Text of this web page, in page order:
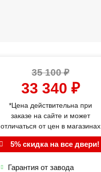
35 100₽
33 340 ₽
*Цена действительна при
заказе на сайте и может
отличаться от цен в магазинах
5% скидка на все двери!
Гарантия от завода